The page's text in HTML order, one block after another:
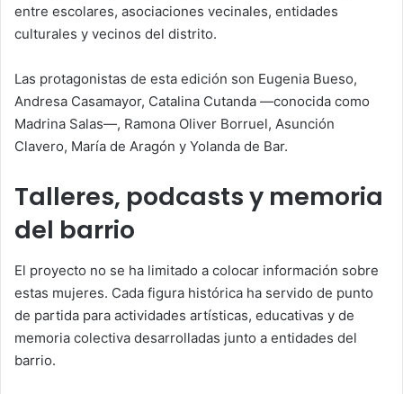
entre escolares, asociaciones vecinales, entidades
culturales y vecinos del distrito.
Las protagonistas de esta edición son Eugenia Bueso,
Andresa Casamayor, Catalina Cutanda —conocida como
Madrina Salas—, Ramona Oliver Borruel, Asunción
Clavero, María de Aragón y Yolanda de Bar.
Talleres, podcasts y memoria
del barrio
El proyecto no se ha limitado a colocar información sobre
estas mujeres. Cada figura histórica ha servido de punto
de partida para actividades artísticas, educativas y de
memoria colectiva desarrolladas junto a entidades del
barrio.